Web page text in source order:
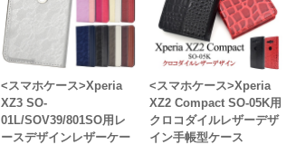
<スマホケース>Xperia
XZ3 SO-
01L/SOV39/801SO用レ
ースデザインレザーケー
<スマホケース>Xperia
XZ2 Compact SO-05K用
クロコダイルレザーデザ
イン手帳型ケース